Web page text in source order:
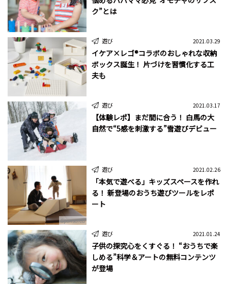
ク”とは
遊び 2021.03.29
イケア×レゴ®コラボのおしゃれな収納
ボックス誕生！ 片づけを習慣化する工
夫も
遊び 2021.03.17
【体験レポ】まだ間に合う！ 白馬の大
自然で“5感を刺激する”雪遊びデビュー
遊び 2021.02.26
「本気で遊べる」キッズスペースを作れ
る！ 新登場のおうち遊びツールをレポ
ート
Sponsored
遊び 2021.01.24
子供の探究心をくすぐる！ “おうちで楽
しめる”科学＆アートの無料コンテンツ
が登場